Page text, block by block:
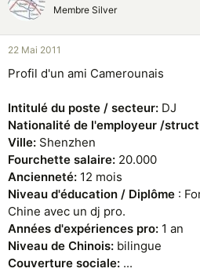
Membre Silver
22 Mai 2011
Profil d'un ami Camerounais
Intitulé du poste / secteur: DJ
Nationalité de l'employeur /
Ville: Shenzhen
Fourchette salaire: 20.000
Ancienneté: 12 mois
Niveau d'éducation / Diplôme :
Chine avec un dj pro.
Années d'expériences pro: 1 an
Niveau de Chinois: bilingue
Couverture sociale: ...